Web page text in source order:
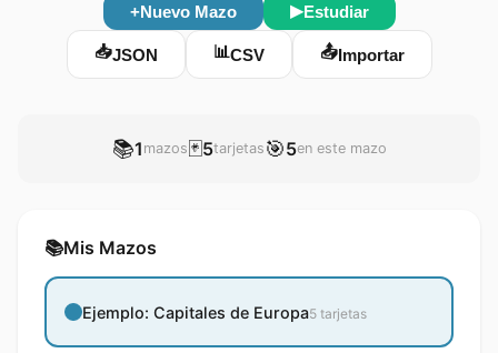
+Nuevo Mazo ▶Estudiar
📥JSON 📊CSV 📤Importar
📚1 mazos🃏5tarjetas 🎯5en este mazo
📚Mis Mazos
Ejemplo: Capitales de Europa5 tarjetas